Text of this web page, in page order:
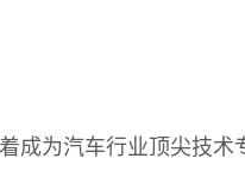
成为汽车行业顶尖技术